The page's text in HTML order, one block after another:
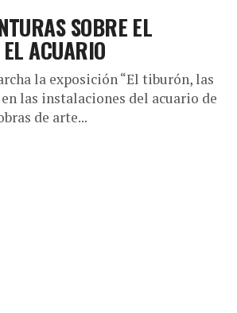
SOBRE EL
ACUARIO
la exposición “El tiburón, las
las instalaciones del acuario de
de arte...